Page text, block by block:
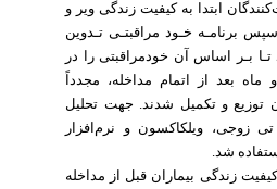
ابتدا به کیفیت زندگی ویر و
برنامـه خـود مراقبتـی تـدوین
بـر اساس آن خودمراقبتی را در
بعد از اتمام مداخله، مجدداً
توزیع و تکمیل شدند.جهت تحلیل
زوجی، ویلکاکسون و نرم‌افزار
زندگی بیماران قبل از مداخله